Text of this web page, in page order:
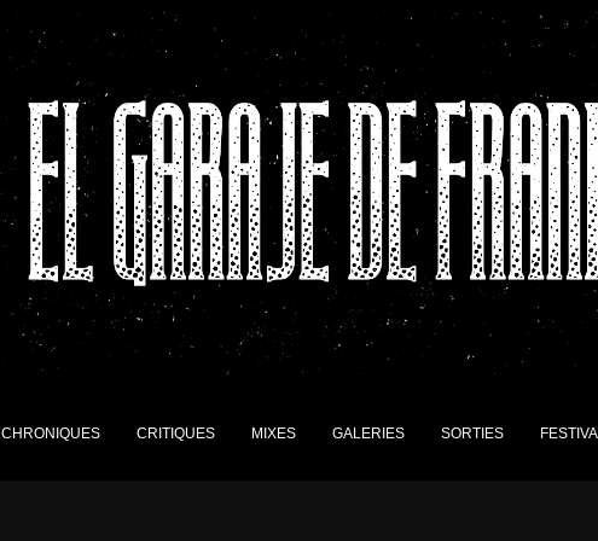
CHRONIQUES CRITIQUES MIXES GALERIES SORTIES